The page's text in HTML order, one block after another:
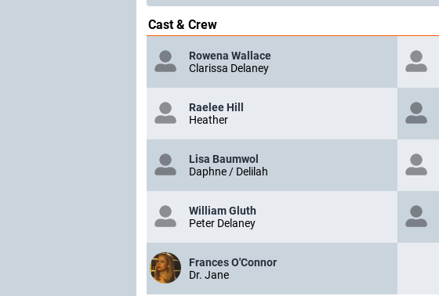
Cast & Crew
Rowena Wallace
Clarissa Delaney
Raelee Hill
Heather
Lisa Baumwol
Daphne / Delilah
William Gluth
Peter Delaney
Frances O'Connor
Dr. Jane